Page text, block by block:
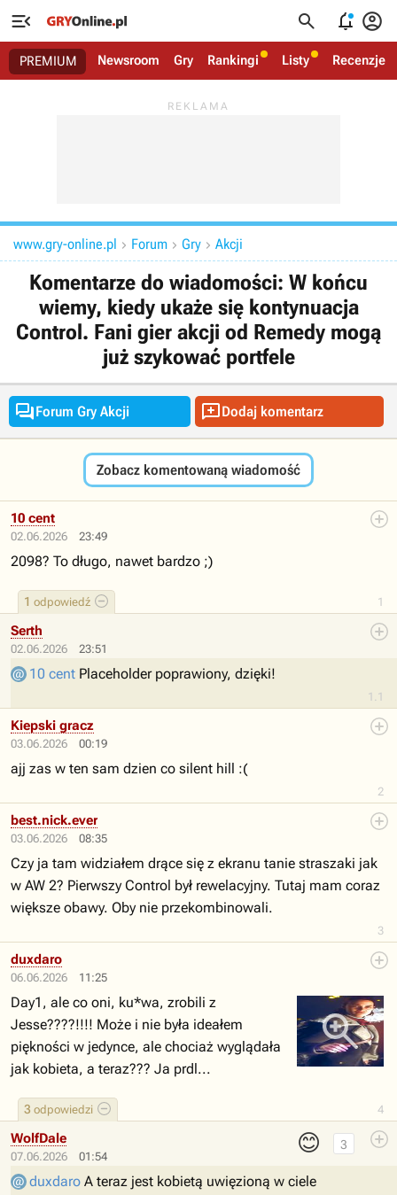
   
PREMIUM Newsroom Gry Rankingi Listy Recenzje
www.gry-online.pl  Forum  Gry  Akcji
Komentarze do wiadomości: W końcu
wiemy, kiedy ukaże się kontynuacja
Control. Fani gier akcji od Remedy mogą
już szykować portfele
Forum Gry Akcji Dodaj komentarz
Zobacz komentowaną wiadomość
02.06.2026 23:49
1
1 odpowiedź
10 cent
2098? To długo, nawet bardzo ;)
02.06.2026 23:51
1.1
Serth
10 cent Placeholder poprawiony, dzięki!
03.06.2026 00:19
2
Kiepski gracz
ajj zas w ten sam dzien co silent hill :(
03.06.2026 08:35
3
best.nick.ever
Czy ja tam widziałem drące się z ekranu tanie straszaki jak
w AW 2? Pierwszy Control był rewelacyjny. Tutaj mam coraz
większe obawy. Oby nie przekombinowali.
06.06.2026 11:25
4
3 odpowiedzi
duxdaro
Day1, ale co oni, ku*wa, zrobili z
Jesse????!!!! Może i nie była ideałem
piękności w jedynce, ale chociaż wyglądała
jak kobieta, a teraz??? Ja prdl...
07.06.2026 01:54
😊 3
WolfDale
duxdaro A teraz jest kobietą uwięzioną w ciele